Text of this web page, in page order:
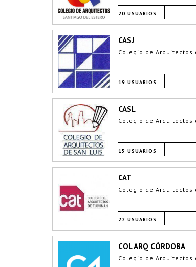
20 USUARIOS
CASJ
Colegio de Arquitectos
19 USUARIOS
CASL
Colegio de Arquitectos
15 USUARIOS
CAT
Colegio de Arquitectos
22 USUARIOS
COL ARQ CÓRDOBA
Colegio de Arquitectos